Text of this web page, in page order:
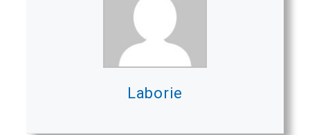
Laborie